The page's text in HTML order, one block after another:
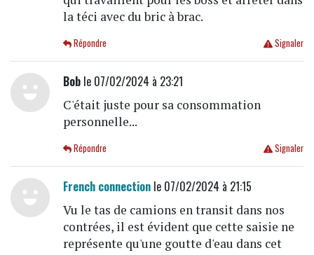
la téci avec du bric à brac.
Signaler
Répondre
Boble 07/02/2024 à 23:21
C'était juste pour sa consommation
personnelle...
Signaler
Répondre
French connectionle 07/02/2024 à 21:15
Vu le tas de camions en transit dans nos
contrées, il est évident que cette saisie ne
représente qu'une goutte d'eau dans cet